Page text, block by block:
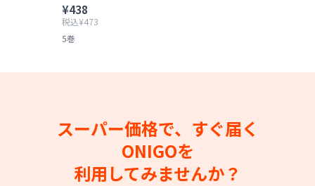
¥438
税込¥473
5巻
スーパー価格で、すぐ届く
ONIGOを
利用してみませんか？